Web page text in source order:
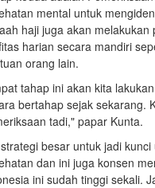
mental untuk
haji juga akan
harian secara mandiri
orang lain.
tahap ini akan kita
bertahap sejak sekarang.
tadi," papar Kunta.
besar untuk jadi
dan ini juga konsen
ini sudah tinggi sekali.